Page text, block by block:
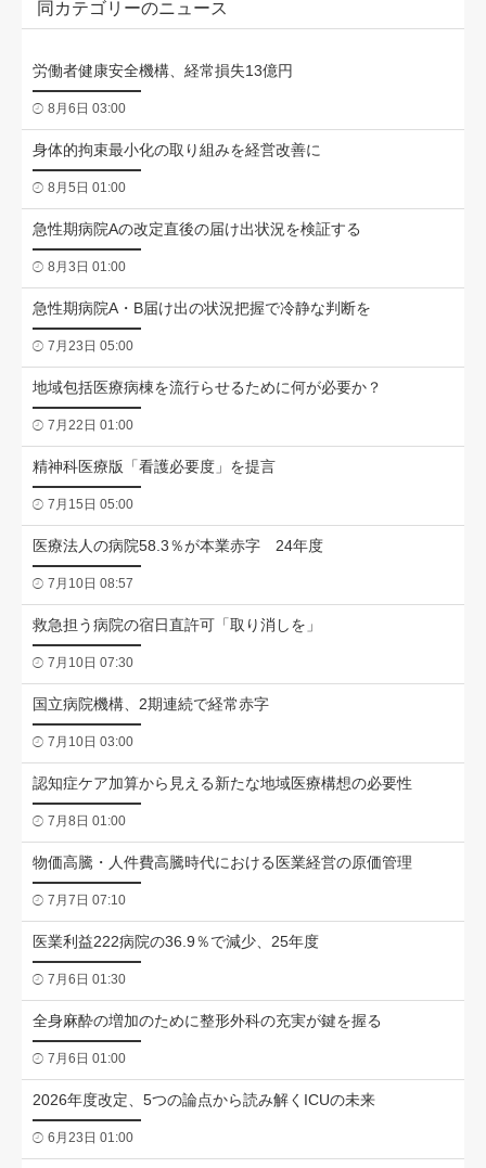
同カテゴリーのニュース
労働者健康安全機構、経常損失13億円
8月6日 03:00
身体的拘束最小化の取り組みを経営改善に
8月5日 01:00
急性期病院Aの改定直後の届け出状況を検証する
8月3日 01:00
急性期病院A・B届け出の状況把握で冷静な判断を
7月23日 05:00
地域包括医療病棟を流行らせるために何が必要か？
7月22日 01:00
精神科医療版「看護必要度」を提言
7月15日 05:00
医療法人の病院58.3％が本業赤字 24年度
7月10日 08:57
救急担う病院の宿日直許可「取り消しを」
7月10日 07:30
国立病院機構、2期連続で経常赤字
7月10日 03:00
認知症ケア加算から見える新たな地域医療構想の必要性
7月8日 01:00
物価高騰・人件費高騰時代における医業経営の原価管理
7月7日 07:10
医業利益222病院の36.9％で減少、25年度
7月6日 01:30
全身麻酔の増加のために整形外科の充実が鍵を握る
7月6日 01:00
2026年度改定、5つの論点から読み解くICUの未来
6月23日 01:00